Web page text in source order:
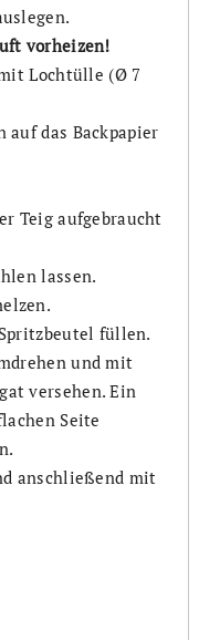
vorheizen!
Lochtülle (Ø 7
auf das Backpapier
Teig aufgebraucht
lassen.
füllen.
und mit
versehen. Ein
Seite
anschließend mit